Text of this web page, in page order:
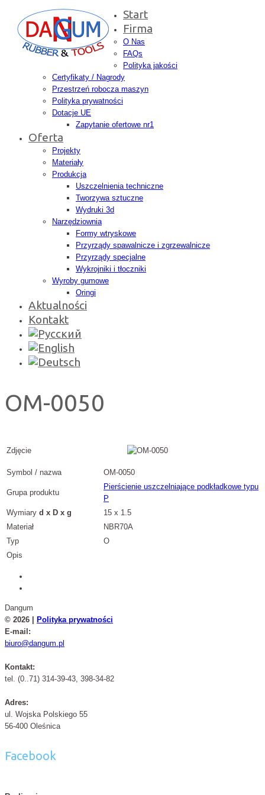
Start
Firma
O Nas
FAQs
Polityka jakości
Certyfikaty / Nagrody
Przestrzeń robocza maszyn
Polityka prywatności
Dotacje UE
Zapytanie ofertowe nr1
Oferta
Projekty
Materiały
Produkcja
Uszczelnienia techniczne
Tworzywa sztuczne
Wydruki 3d
Narzędziownia
Formy wtryskowe
Przyrządy spawalnicze i zgrzewalnicze
Przyrządy specjalne
Wykrojniki i tłoczniki
Wyroby gumowe
Oringi
Aktualności
Kontakt
OM-0050
Zdjęcie
Symbol / nazwa OM-0050
Grupa produktu
Pierścienie uszczelniające podkładkowe typu
P
Wymiary d x D x g
15 x 1.5
Materiał
NBR70A
Typ
O
Opis
Dangum
© 2026 |
Polityka prywatności
E-mail:
biuro@dangum.pl
Kontakt:
tel. (0..71) 314-39-43, 398-34-82
Adres:
ul. Wojska Polskiego 55
56-400 Oleśnica
Facebook